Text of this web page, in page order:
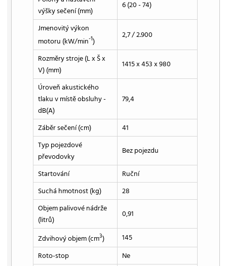
výšky sečení (mm)
6 (20 - 74)
Jmenovitý výkon
motoru (kW/min-1)
2,7 / 2.900
Rozměry stroje (L x Š x
V) (mm)
1415 x 453 x 980
Úroveň akustického
tlaku v místě obsluhy -
dB(A)
79,4
Záběr sečení (cm)
41
Typ pojezdové
převodovky
Bez pojezdu
Startování
Ruční
Suchá hmotnost (kg)
28
Objem palivové nádrže
(litrů)
0,91
Zdvihový objem (cm3)
145
Roto-stop
Ne